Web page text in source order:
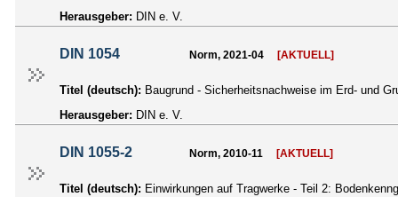
Herausgeber: DIN e. V.
DIN 1054 Norm, 2021-04 [AKTUELL]
Titel (deutsch): Baugrund - Sicherheitsnachweise im Erd- und
Herausgeber: DIN e. V.
DIN 1055-2 Norm, 2010-11 [AKTUELL]
Titel (deutsch): Einwirkungen auf Tragwerke - Teil 2: